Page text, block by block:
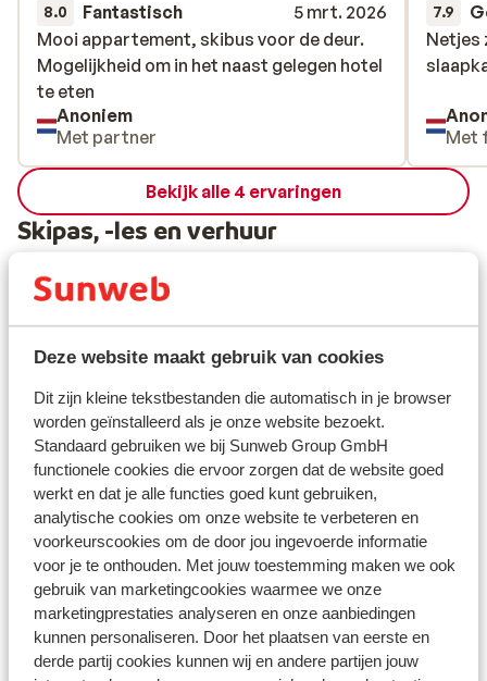
Deze website maakt gebruik van cookies
Dit zijn kleine tekstbestanden die automatisch in je browser
worden geïnstalleerd als je onze website bezoekt.
Standaard gebruiken we bij Sunweb Group GmbH
functionele cookies die ervoor zorgen dat de website goed
werkt en dat je alle functies goed kunt gebruiken,
analytische cookies om onze website te verbeteren en
voorkeurscookies om de door jou ingevoerde informatie
voor je te onthouden. Met jouw toestemming maken we ook
gebruik van marketingcookies waarmee we onze
marketingprestaties analyseren en onze aanbiedingen
kunnen personaliseren. Door het plaatsen van eerste en
derde partij cookies kunnen wij en andere partijen jouw
8.0 Fantastisch
5 mrt. 2026
Mooi appartement, skibus voor de deur.
Mogelijkheid om in het naast gelegen hotel
te eten
Mooi appartement, skibus voor de deur.
Mogelijkheid om in het naast gelegen hotel
te eten
Anoniem
Met partner
7.9
Netjes
Netjes
Met
Bekijk alle 4 ervaringen
Skipas, -les en verhuur
Skipas
Skilessen
Skimateriaal
Andere accommodaties in
Schladming-Dachstein - Ski Amadé
Gut Raunerhof
Hotel Johann